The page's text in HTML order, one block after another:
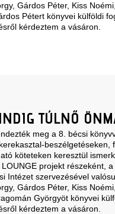
Gárdos Péter, Kiss
Pétert könyvei külföldi
kérdeztem a vásáron.
TÚLNŐ
meg a 8. bécsi
beszélgetéseken,
köteteken keresztül
projekt részeként,
Intézet szervezésével
Gárdos Péter, Kiss
Györgyöt könyvei
kérdeztem a vásáron.